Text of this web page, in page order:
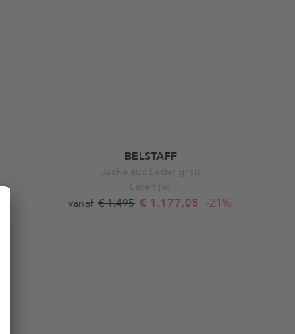
BELSTAFF
Jacke aus Leder grau
Leren jas
vanaf € 1.495 € 1.177,05 -21%